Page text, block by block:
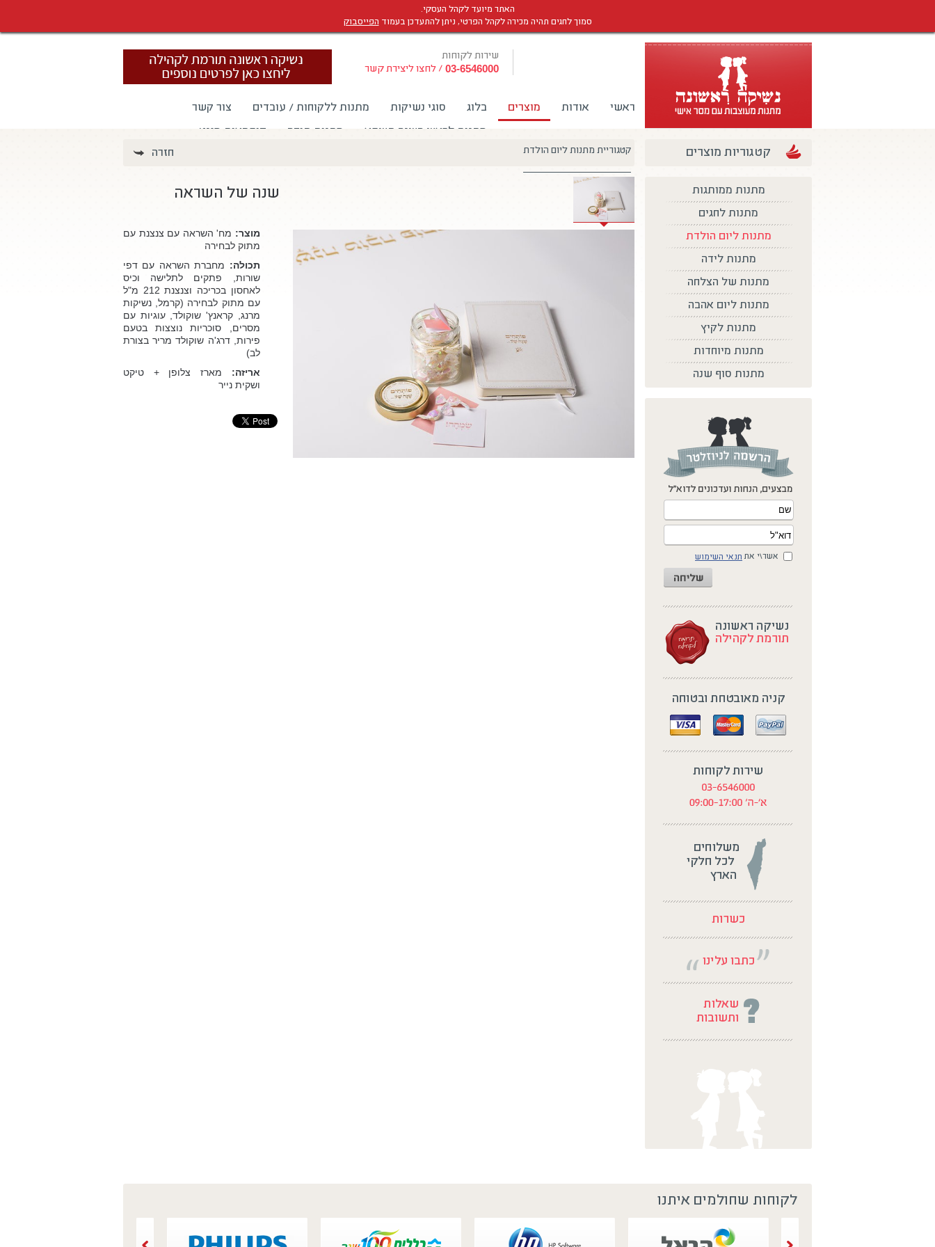
האתר מיועד לקהל העסקי.
סמוך לחגים תהיה מכירה לקהל הפרטי, ניתן להתעדכן בעמוד הפייסבוק
שירות לקוחות
03-6546000
/ לחצו ליצירת קשר
ראשי אודות מוצרים בלוג סוגי נשיקות מתנות ללקוחות / עובדים
צור קשר
מתנות לראש השנה תשפא
מתנות תודה
קופסאות מגנט
חזרה
קטגוריית מתנות ליום הולדת
שנה של השראה
מוצר: מח' השראה עם צנצנת עם
מתוק לבחירה
תכולה: מחברת השראה עם דפי
שורות, פתקים לתלישה וכיס
לאחסון בכריכה וצנצנת 212 מ"ל
עם מתוק לבחירה (קרמל, נשיקות
מרנג, קראנץ' שוקולד, עוגיות עם
מסרים, סוכריות נוצצות בטעם
פירות, דרג'ה שוקולד מריר בצורת
לב)
אריזה: מארז צלופן + טיקט
ושקית נייר
קטגוריות מוצרים
מתנות ממותגות
מתנות לחגים
מתנות ליום הולדת
מתנות לידה
מתנות של הצלחה
מתנות ליום אהבה
מתנות לקיץ
מתנות מיוחדות
מתנות סוף שנה
אשר\י את תנאי השימוש
לקוחות שחולמים איתנו